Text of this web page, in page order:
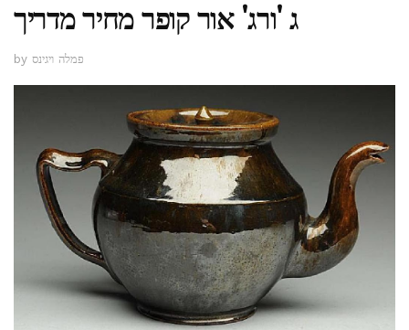
ג 'ורג' אור קופר מחיר מדריך
by פמלה ויגינס